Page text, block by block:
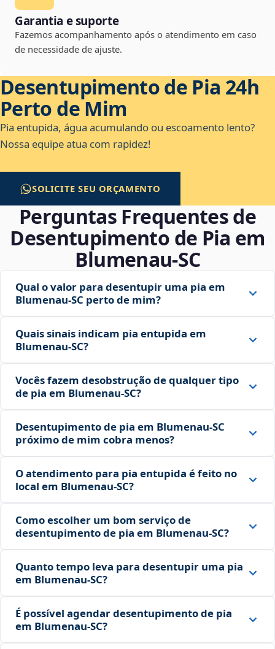
Garantia e suporte
Fazemos acompanhamento após o atendimento em caso
de necessidade de ajuste.
Desentupimento de Pia 24h
Perto de Mim
Pia entupida, água acumulando ou escoamento lento?
Nossa equipe atua com rapidez!
SOLICITE SEU ORÇAMENTO
Perguntas Frequentes de
Desentupimento de Pia em
Blumenau‑SC
Qual o valor para desentupir uma pia em
Blumenau‑SC perto de mim?
Quais sinais indicam pia entupida em
Blumenau‑SC?
Vocês fazem desobstrução de qualquer tipo
de pia em Blumenau‑SC?
Desentupimento de pia em Blumenau‑SC
próximo de mim cobra menos?
O atendimento para pia entupida é feito no
local em Blumenau‑SC?
Como escolher um bom serviço de
desentupimento de pia em Blumenau‑SC?
Quanto tempo leva para desentupir uma pia
em Blumenau‑SC?
É possível agendar desentupimento de pia
em Blumenau‑SC?